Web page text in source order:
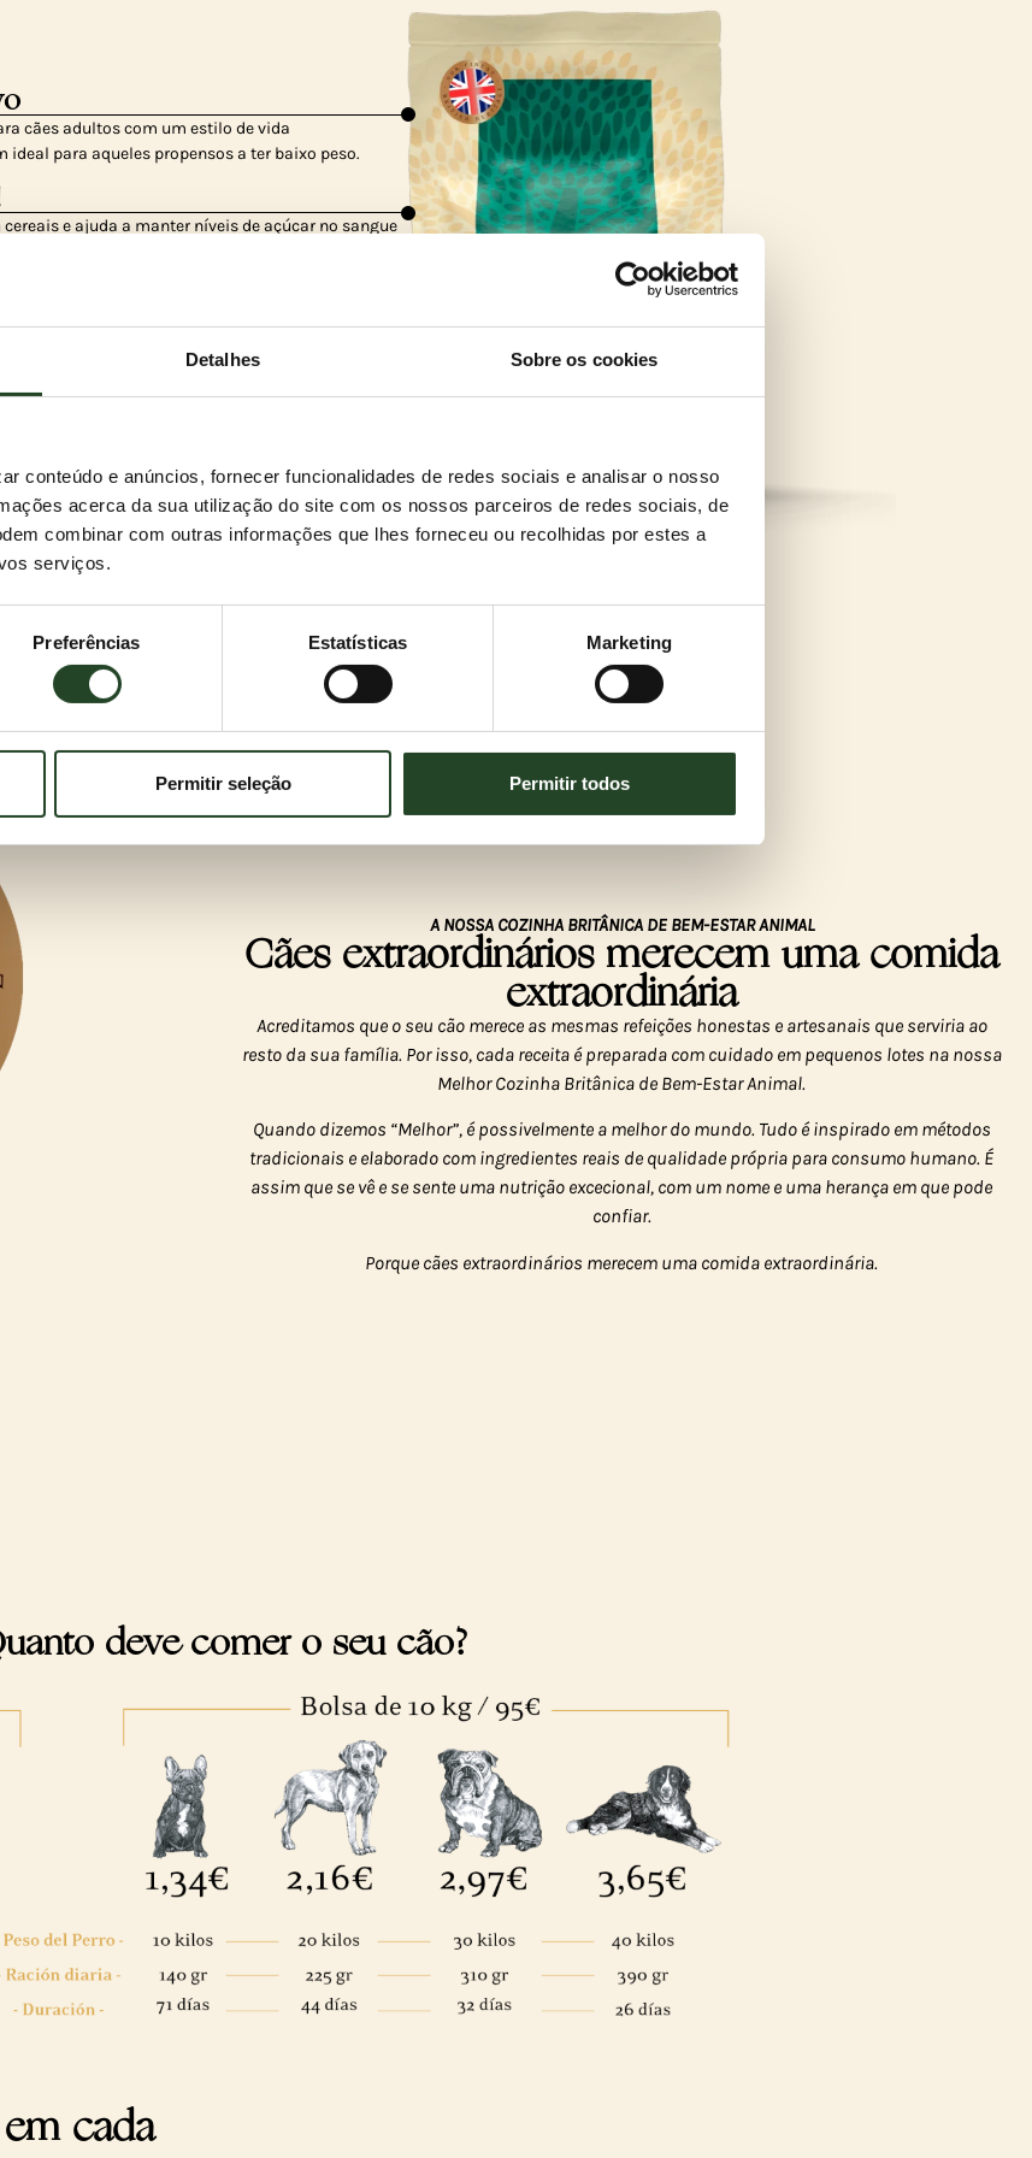
Detalhes Sobre os cookies
conteúdo e anúncios, fornecer funcionalidades de redes sociais e analisar o nosso
acerca da sua utilização do site com os nossos parceiros de redes sociais, de
combinar com outras informações que lhes forneceu ou recolhidas por estes a
serviços.
Preferências Estatísticas Marketing
Permitir seleção Permitir todos
cães adultos com um estilo de vida
para aqueles propensos a ter baixo peso.
e ajuda a manter níveis de açúcar no sangue
de potência
abundância, pato do campo, salmão escocês e truta
A NOSSA COZINHA BRITÂNICA DE BEM-ESTAR ANIMAL
Cães extraordinários merecem uma comida
extraordinária
Acreditamos que o seu cão merece as mesmas refeições honestas e artesanais que serviria ao
resto da sua família. Por isso, cada receita é preparada com cuidado em pequenos lotes na nossa
Melhor Cozinha Britânica de Bem-Estar Animal.
Quando dizemos “Melhor”, é possivelmente a melhor do mundo. Tudo é inspirado em métodos
tradicionais e elaborado com ingredientes reais de qualidade própria para consumo humano. É
assim que se vê e se sente uma nutrição excecional, com um nome e uma herança em que pode
confiar.
Porque cães extraordinários merecem uma comida extraordinária.
deve comer o seu cão?
cada